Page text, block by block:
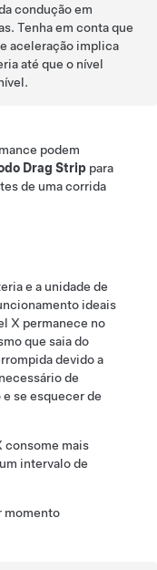
condução em
Tenha em conta que
aceleração implica
até que o nível
podem
Drag Strip para
de uma corrida
e a unidade de
ideais
X permanece no
que saia do
devido a
de
se esquecer de
consome mais
intervalo de
momento